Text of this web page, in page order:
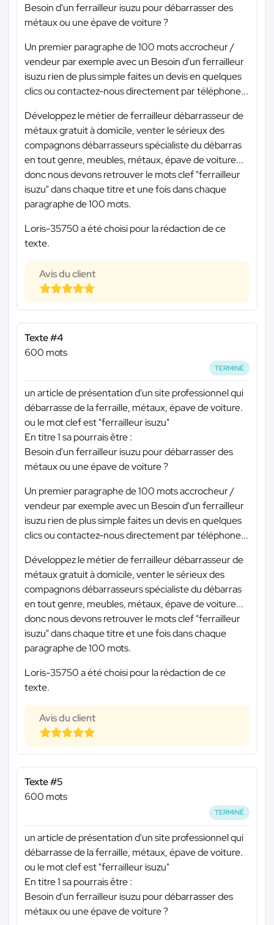
Besoin d'un ferrailleur isuzu pour débarrasser des
métaux ou une épave de voiture ?
Un premier paragraphe de 100 mots accrocheur /
vendeur par exemple avec un Besoin d'un ferrailleur
isuzu rien de plus simple faites un devis en quelques
clics ou contactez-nous directement par téléphone...
Développez le métier de ferrailleur débarrasseur de
métaux gratuit à domicile, venter le sérieux des
compagnons débarrasseurs spécialiste du débarras
en tout genre, meubles, métaux, épave de voiture...
donc nous devons retrouver le mots clef "ferrailleur
isuzu" dans chaque titre et une fois dans chaque
paragraphe de 100 mots.
Loris-35750 a été choisi pour la rédaction de ce
texte.
Avis du client
Texte #4
600 mots
TERMINÉ
un article de présentation d'un site professionnel qui
débarrasse de la ferraille, métaux, épave de voiture.
ou le mot clef est "ferrailleur isuzu"
En titre 1 sa pourrais être :
Besoin d'un ferrailleur isuzu pour débarrasser des
métaux ou une épave de voiture ?
Un premier paragraphe de 100 mots accrocheur /
vendeur par exemple avec un Besoin d'un ferrailleur
isuzu rien de plus simple faites un devis en quelques
clics ou contactez-nous directement par téléphone...
Développez le métier de ferrailleur débarrasseur de
métaux gratuit à domicile, venter le sérieux des
compagnons débarrasseurs spécialiste du débarras
en tout genre, meubles, métaux, épave de voiture...
donc nous devons retrouver le mots clef "ferrailleur
isuzu" dans chaque titre et une fois dans chaque
paragraphe de 100 mots.
Loris-35750 a été choisi pour la rédaction de ce
texte.
Avis du client
Texte #5
600 mots
TERMINÉ
un article de présentation d'un site professionnel qui
débarrasse de la ferraille, métaux, épave de voiture.
ou le mot clef est "ferrailleur isuzu"
En titre 1 sa pourrais être :
Besoin d'un ferrailleur isuzu pour débarrasser des
métaux ou une épave de voiture ?